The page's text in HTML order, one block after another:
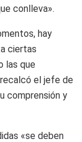
conlleva».
hay
ciertas
las que
el jefe de
comprensión y
«se deben